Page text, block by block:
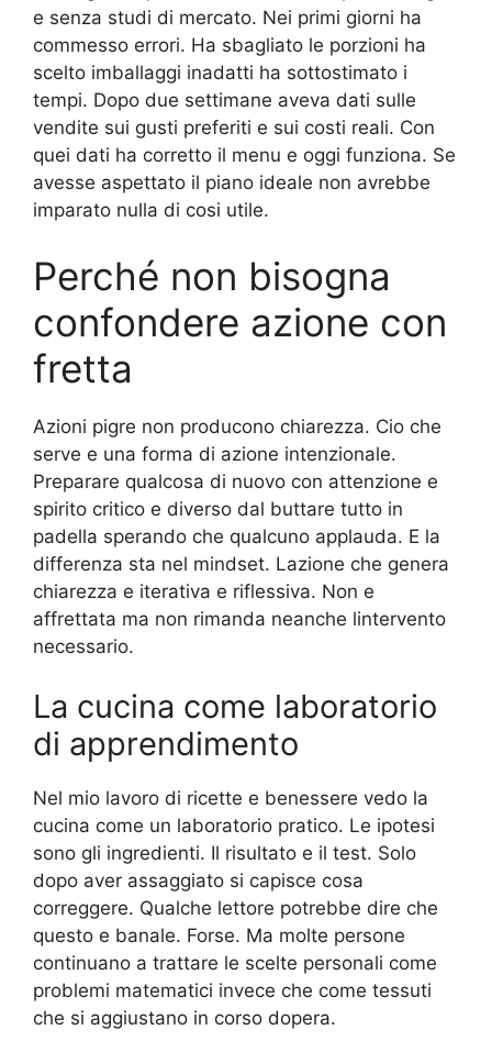
e senza studi di mercato. Nei primi giorni ha
commesso errori. Ha sbagliato le porzioni ha
scelto imballaggi inadatti ha sottostimato i
tempi. Dopo due settimane aveva dati sulle
vendite sui gusti preferiti e sui costi reali. Con
quei dati ha corretto il menu e oggi funziona. Se
avesse aspettato il piano ideale non avrebbe
imparato nulla di cosi utile.
Perché non bisogna
confondere azione con
fretta
Azioni pigre non producono chiarezza. Cio che
serve e una forma di azione intenzionale.
Preparare qualcosa di nuovo con attenzione e
spirito critico e diverso dal buttare tutto in
padella sperando che qualcuno applauda. E la
differenza sta nel mindset. Lazione che genera
chiarezza e iterativa e riflessiva. Non e
affrettata ma non rimanda neanche lintervento
necessario.
La cucina come laboratorio
di apprendimento
Nel mio lavoro di ricette e benessere vedo la
cucina come un laboratorio pratico. Le ipotesi
sono gli ingredienti. Il risultato e il test. Solo
dopo aver assaggiato si capisce cosa
correggere. Qualche lettore potrebbe dire che
questo e banale. Forse. Ma molte persone
continuano a trattare le scelte personali come
problemi matematici invece che come tessuti
che si aggiustano in corso dopera.